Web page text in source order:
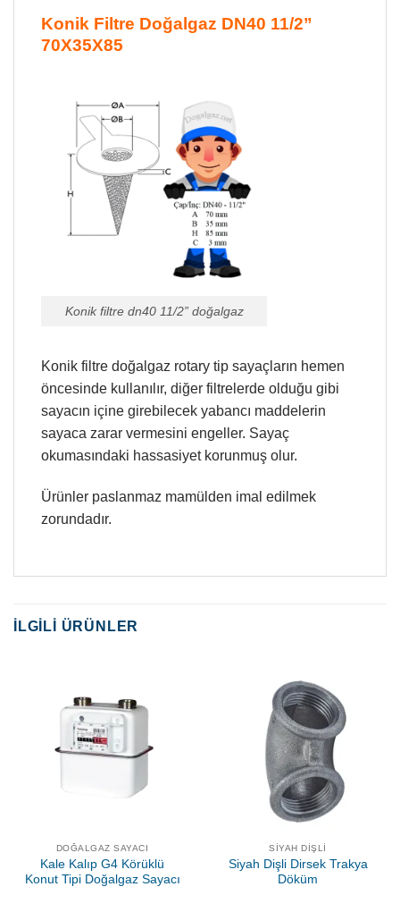
Konik Filtre Doğalgaz DN40 11/2”
70X35X85
Konik filtre dn40 11/2” doğalgaz
Konik filtre doğalgaz rotary tip sayaçların hemen
öncesinde kullanılır, diğer filtrelerde olduğu gibi
sayacın içine girebilecek yabancı maddelerin
sayaca zarar vermesini engeller. Sayaç
okumasındaki hassasiyet korunmuş olur.
Ürünler paslanmaz mamülden imal edilmek
zorundadır.
İLGILI ÜRÜNLER
DOĞALGAZ SAYACI
Kale Kalıp G4 Körüklü
Konut Tipi Doğalgaz Sayacı
SIYAH DIŞLI
Siyah Dişli Dirsek Trakya
Döküm